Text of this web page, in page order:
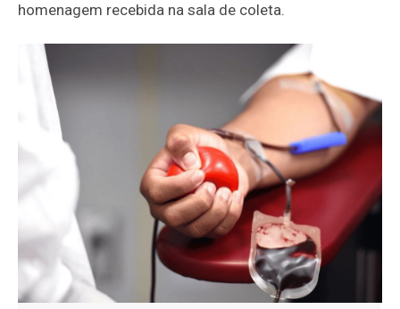
homenagem recebida na sala de coleta.